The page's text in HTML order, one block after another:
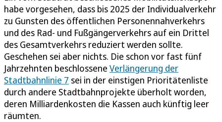
habe vorgesehen, dass bis 2025 der Individualverkehr
zu Gunsten des öffentlichen Personennahverkehrs
und des Rad- und Fußgängerverkehrs auf ein Drittel
des Gesamtverkehrs reduziert werden sollte.
Geschehen sei aber nichts. Die schon vor fast fünf
Jahrzehnten beschlossene Verlängerung der
Stadtbahnlinie 7 sei in der einstigen Prioritätenliste
durch andere Stadtbahnprojekte überholt worden,
deren Milliardenkosten die Kassen auch künftig leer
räumten.